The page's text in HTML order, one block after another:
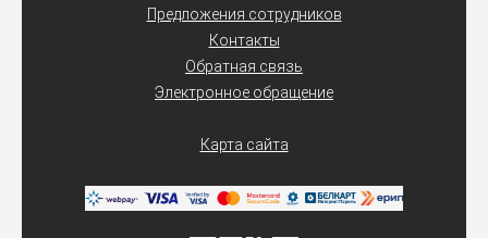
Предложения сотрудников
Контакты
Обратная связь
Электронное обращение
Карта сайта